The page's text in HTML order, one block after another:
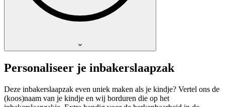
Personaliseer je inbakerslaapzak
Deze inbakerslaapzak even uniek maken als je kindje? Vertel ons de
(koos)naam van je kindje en wij borduren die op het